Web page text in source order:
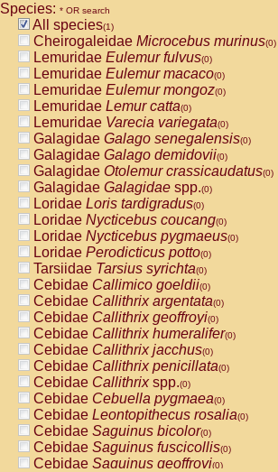
Species: * OR search
All species(1)
Cheirogaleidae Microcebus murinus(0)
Lemuridae Eulemur fulvus(0)
Lemuridae Eulemur macaco(0)
Lemuridae Eulemur mongoz(0)
Lemuridae Lemur catta(0)
Lemuridae Varecia variegata(0)
Galagidae Galago senegalensis(0)
Galagidae Galago demidovii(0)
Galagidae Otolemur crassicaudatus(0)
Galagidae Galagidae spp.(0)
Loridae Loris tardigradus(0)
Loridae Nycticebus coucang(0)
Loridae Nycticebus pygmaeus(0)
Loridae Perodicticus potto(0)
Tarsiidae Tarsius syrichta(0)
Cebidae Callimico goeldii(0)
Cebidae Callithrix argentata(0)
Cebidae Callithrix geoffroyi(0)
Cebidae Callithrix humeralifer(0)
Cebidae Callithrix jacchus(0)
Cebidae Callithrix penicillata(0)
Cebidae Callithrixspp.(0)
Cebidae Cebuella pygmaea(0)
Cebidae Leontopithecus rosalia(0)
Cebidae Saguinus bicolor(0)
Cebidae Saguinus fuscicollis(0)
Cebidae Saguinus geoffroyi(0)